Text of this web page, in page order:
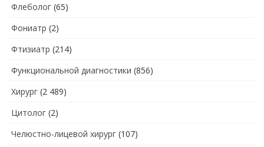
Флеболог (65)
Фониатр (2)
Фтизиатр (214)
Функциональной диагностики (856)
Хирург (2 489)
Цитолог (2)
Челюстно-лицевой хирург (107)